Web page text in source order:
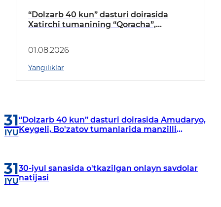
“Dolzarb 40 kun” dasturi doirasida
Xatirchi tumanining “Qoracha”,
borildi
01.08.2026
Yangiliklar
31
IYU
“Dolzarb 40 kun” dasturi doirasida Amudaryo,
Keygeli, Bo'zatov tumanlarida manzilli
31
IYU
30-iyul sanasida o'tkazilgan onlayn savdolar
natijasi